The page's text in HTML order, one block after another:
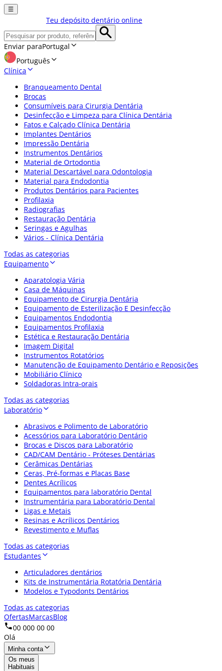
☰
Teu depósito dentário online
Enviar paraPortugal
Português
Clínica
Branqueamento Dental
Brocas
Consumíveis para Cirurgia Dentária
Desinfecção e Limpeza para Clínica Dentária
Fatos e Calçado Clínica Dentária
Implantes Dentários
Impressão Dentária
Instrumentos Dentários
Material de Ortodontia
Material Descartável para Odontologia
Material para Endodontia
Produtos Dentários para Pacientes
Profilaxia
Radiografias
Restauração Dentária
Seringas e Agulhas
Vários - Clínica Dentária
Todas as categorias
Equipamento
Aparatologia Vária
Casa de Máquinas
Equipamento de Cirurgia Dentária
Equipamento de Esterilização E Desinfecção
Equipamentos Endodontia
Equipamentos Profilaxia
Estética e Restauração Dentária
Imagem Digital
Instrumentos Rotatórios
Manutenção de Equipamento Dentário e Reposições
Mobiliário Clínico
Soldadoras Intra-orais
Todas as categorias
Laboratório
Abrasivos e Polimento de Laboratório
Acessórios para Laboratório Dentário
Brocas e Discos para Laboratório
CAD/CAM Dentário - Próteses Dentárias
Cerâmicas Dentárias
Ceras, Pré-formas e Placas Base
Dentes Acrílicos
Equipamentos para laboratório Dental
Instrumentária para Laboratório Dental
Ligas e Metais
Resinas e Acrílicos Dentários
Revestimento e Muflas
Todas as categorias
Estudantes
Articuladores dentários
Kits de Instrumentária Rotatória Dentária
Modelos e Typodonts Dentários
Todas as categorias
OfertasMarcasBlog
00 000 00 00
Olá
Minha conta
Os meus
Habituais